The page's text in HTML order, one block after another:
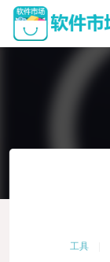
工具